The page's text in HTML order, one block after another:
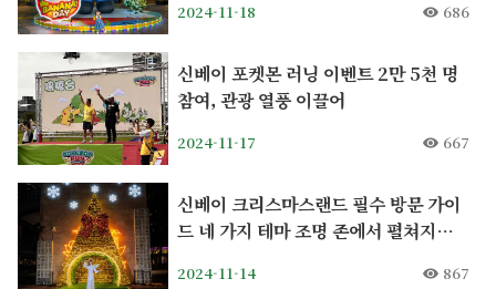
2024-11-18 686
신베이 포켓몬 러닝 이벤트 2만 5천 명
참여, 관광 열풍 이끌어
2024-11-17 667
신베이 크리스마스랜드 필수 방문 가이
드 네 가지 테마 조명 존에서 펼쳐지는
2024-11-14 867